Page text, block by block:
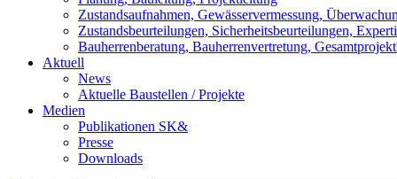
Zustandsaufnahmen, Gewässervermessung,
Zustandsbeurteilungen, Sicherheitsbeurteilungen,
Bauherrenberatung, Bauherrenvertretung,
Aktuell
News
Aktuelle Baustellen / Projekte
Medien
Publikationen SK&
Presse
Downloads